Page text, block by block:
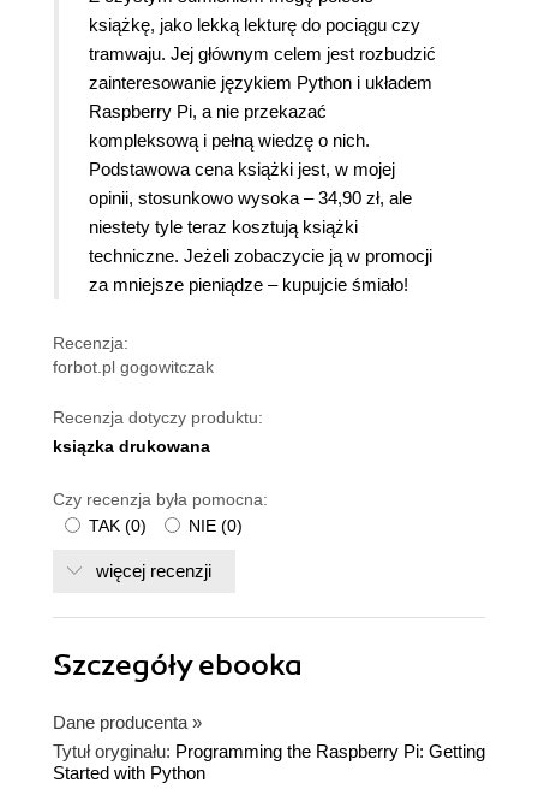
książkę, jako lekką lekturę do pociągu czy
tramwaju. Jej głównym celem jest rozbudzić
zainteresowanie językiem Python i układem
Raspberry Pi, a nie przekazać
kompleksową i pełną wiedzę o nich.
Podstawowa cena książki jest, w mojej
opinii, stosunkowo wysoka – 34,90 zł, ale
niestety tyle teraz kosztują książki
techniczne. Jeżeli zobaczycie ją w promocji
za mniejsze pieniądze – kupujcie śmiało!
Recenzja:
forbot.pl gogowitczak
Recenzja dotyczy produktu:
ksiązka drukowana
Czy recenzja była pomocna:
TAK (0) NIE (0)
więcej recenzji
Szczegółyebooka
Dane producenta »
Tytuł oryginału: Programming the Raspberry Pi: Getting
Started with Python